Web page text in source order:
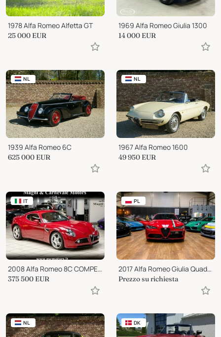
1978 Alfa Romeo Alfetta GT
25 000 EUR
1969 Alfa Romeo Giulia 1300
14 000 EUR
NL
1939 Alfa Romeo 6C
625 000 EUR
NL
1967 Alfa Romeo 1600
49 950 EUR
IT
2008 Alfa Romeo 8C COMPETIZIONE
375 500 EUR
PL
2017 Alfa Romeo Giulia Quadrifoglio
Prezzo su richiesta
NL DK